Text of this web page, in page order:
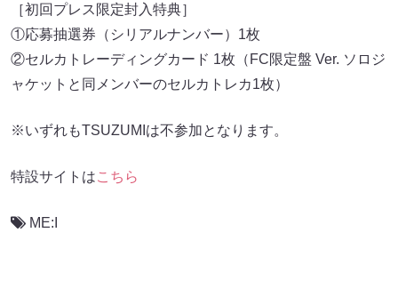
［初回プレス限定封入特典］
①応募抽選券（シリアルナンバー）1枚
②セルカトレーディングカード 1枚（FC限定盤 Ver. ソロジ
ャケットと同メンバーのセルカトレカ1枚）
※いずれもTSUZUMIは不参加となります。
特設サイトはこちら
ME:I